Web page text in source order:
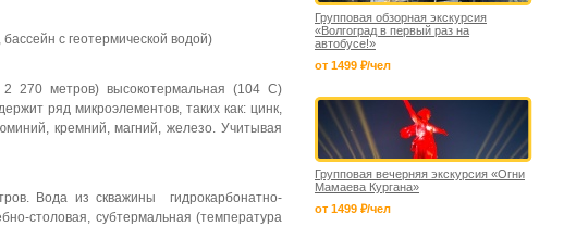
с геотермической водой)
270 метров) высокотермальная (104 С)
ряд микроэлементов, таких как: цинк,
кремний, магний, железо. Учитывая
Вода из скважины гидрокарбонатно-
столовая, субтермальная (температура
Групповая обзорная экскурсия
«Волгоград в первый раз на
автобусе!»
от 1499 ₽/чел
Групповая вечерняя экскурсия «Огни
Мамаева Кургана»
от 1499 ₽/чел